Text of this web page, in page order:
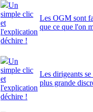
Un
simple clic
et
l'explication
déchire !
Les OGM sont
que ce que l'on
Un
simple clic
et
l'explication
déchire !
Les dirigeants
plus grande